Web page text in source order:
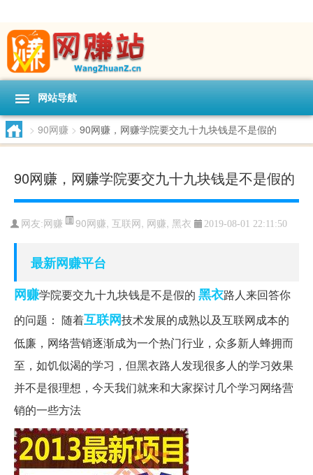
网站导航
> 90网赚 > 90网赚，网赚学院要交九十九块钱是不是假的
90网赚，网赚学院要交九十九块钱是不是假的
网友: 网赚 90网赚, 互联网, 网赚, 黑衣 2019-08-01 22:11:50
最新网赚平台
网赚学院要交九十九块钱是不是假的 黑衣路人来回答你
的问题： 随着互联网技术发展的成熟以及互联网成本的
低廉，网络营销逐渐成为一个热门行业，众多新人蜂拥而
至，如饥似渴的学习，但黑衣路人发现很多人的学习效果
并不是很理想，今天我们就来和大家探讨几个学习网络营
销的一些方法